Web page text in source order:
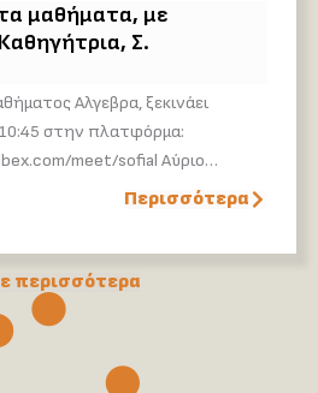
μαθήματα, με
Σ.
Αλγεβρα, ξεκινάει
στην πλατφόρμα:
meet/sofial Αύριο…
Περισσότερα
περισσότερα